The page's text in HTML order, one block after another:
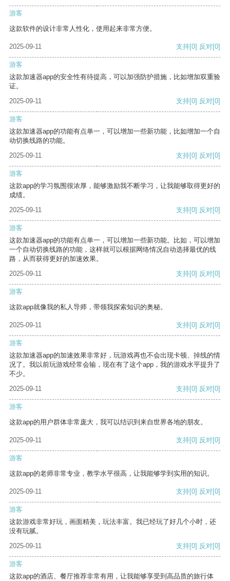
游客
这款软件的设计非常人性化，使用起来非常方便。
2025-09-11 支持[0] 反对[0]
游客
这款加速器app的安全性有待提高，可以加强防护措施，比如增加双重验
证。
2025-09-11
支持[0] 反对[0]
游客
这款加速器app的功能有点单一，可以增加一些新功能，比如增加一个自
动切换线路的功能。
2025-09-11
支持[0] 反对[0]
游客
这款app的学习氛围很浓厚，能够激励我不断学习，让我能够取得更好的
成绩。
2025-09-11
支持[0] 反对[0]
游客
这款加速器app的功能有点单一，可以增加一些新功能。比如，可以增加
一个自动切换线路的功能，这样就可以根据网络情况自动选择最优的线
路，从而获得更好的加速效果。
2025-09-11
支持[0] 反对[0]
游客
这款app就像我的私人导师，带领我探索知识的奥秘。
2025-09-11 支持[0] 反对[0]
游客
这款加速器app的加速效果非常好，玩游戏再也不会出现卡顿、掉线的情
况了。我以前玩游戏经常会输，现在有了这个app，我的游戏水平提升了
不少。
2025-09-11
支持[0] 反对[0]
游客
这款app的用户群体非常庞大，我可以结识到来自世界各地的朋友。
2025-09-11 支持[0] 反对[0]
游客
这款app的老师非常专业，教学水平很高，让我能够学到实用的知识。
2025-09-11 支持[0] 反对[0]
游客
这款游戏非常好玩，画面精美，玩法丰富。我已经玩了好几个小时，还
没有玩腻。
2025-09-11
支持[0] 反对[0]
游客
这款app的酒店、餐厅推荐非常有用，让我能够享受到高品质的旅行体